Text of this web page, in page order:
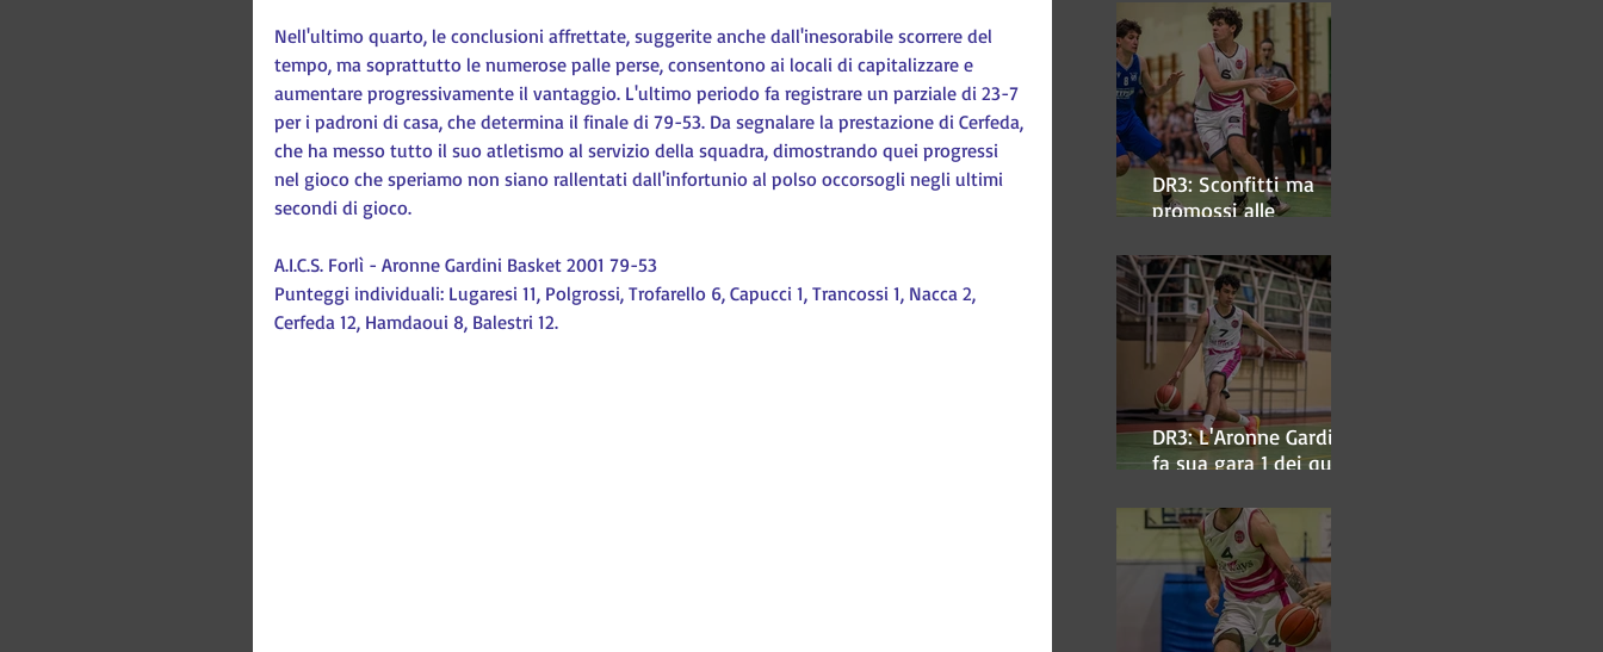
Nell'ultimo quarto, le conclusioni affrettate, suggerite anche dall'inesorabile scorrere del
tempo, ma soprattutto le numerose palle perse, consentono ai locali di capitalizzare e
aumentare progressivamente il vantaggio. L'ultimo periodo fa registrare un parziale di 23-7
per i padroni di casa, che determina il finale di 79-53. Da segnalare la prestazione di Cerfeda,
che ha messo tutto il suo atletismo al servizio della squadra, dimostrando quei progressi
nel gioco che speriamo non siano rallentati dall'infortunio al polso occorsogli negli ultimi
secondi di gioco.
A.I.C.S. Forlì - Aronne Gardini Basket 2001 79-53
Punteggi individuali: Lugaresi 11, Polgrossi, Trofarello 6, Capucci 1, Trancossi 1, Nacca 2,
Cerfeda 12, Hamdaoui 8, Balestri 12.
DR3: Sconfitti ma
promossi alle
DR3: L'Aronne Gardini
fa sua gara 1 dei quarti